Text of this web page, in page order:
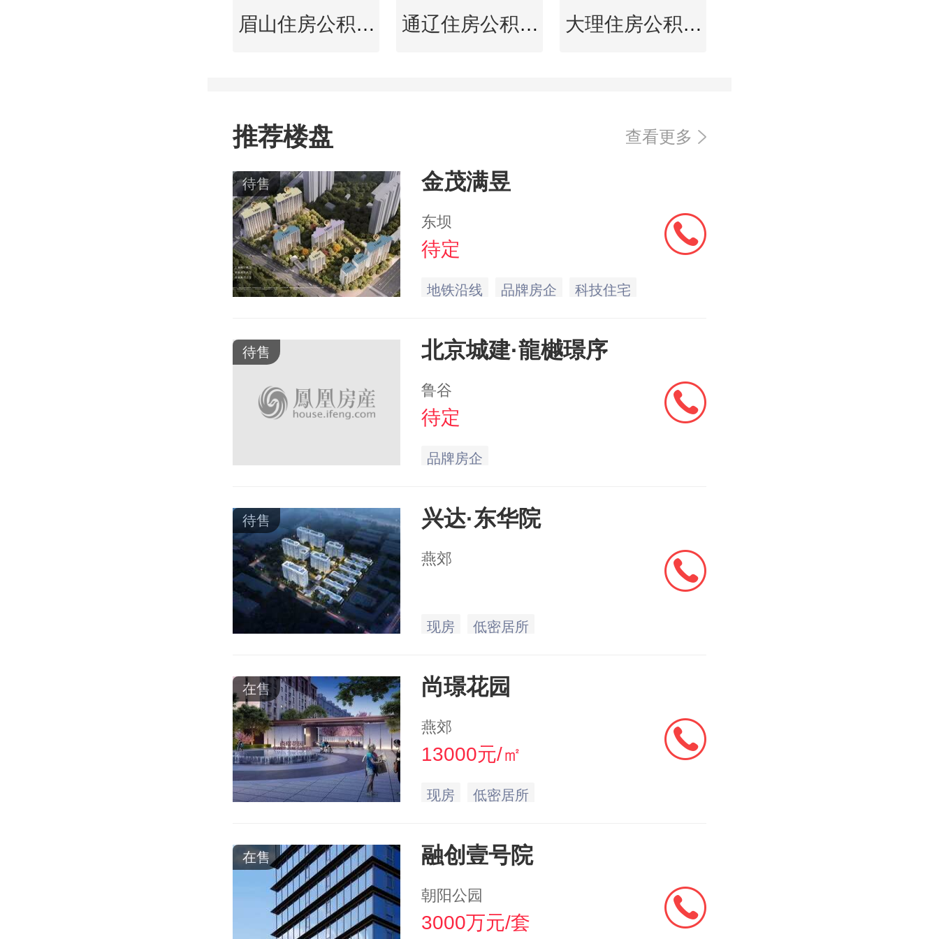
眉山住房公积金查询 通辽住房公积金查询 大理住房公积金查询
推荐楼盘 查看更多
待售 金茂满昱
东坝
待定
地铁沿线 品牌房企 科技住宅
待售 北京城建·龍樾璟序
鲁谷
待定
品牌房企
待售 兴达·东华院
燕郊
现房 低密居所
在售 尚璟花园
燕郊
13000元/㎡
现房 低密居所
在售 融创壹号院
朝阳公园
3000万元/套